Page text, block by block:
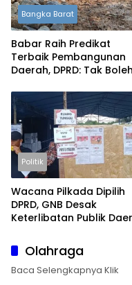
Bangka Barat
Babar Raih Predikat
Terbaik Pembangunan
Daerah, DPRD: Tak Boleh
Politik
Wacana Pilkada Dipilih
DPRD, GNB Desak
Keterlibatan Publik
Olahraga
Baca Selengkapnya Klik